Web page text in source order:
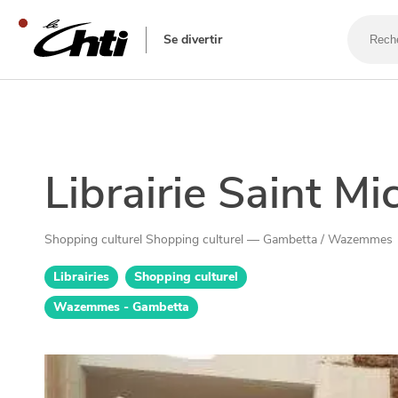
Se divertir
bar,
Librairie Saint
Shopping culturel Shopping culturel — Gambetta / Wazemmes
Librairies
Shopping culturel
Wazemmes - Gambetta